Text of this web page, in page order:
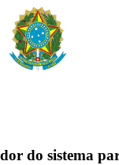
do sistema